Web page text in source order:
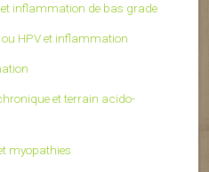
inflammation de bas grade
HPV et inflammation
et terrain acido-
myopathies